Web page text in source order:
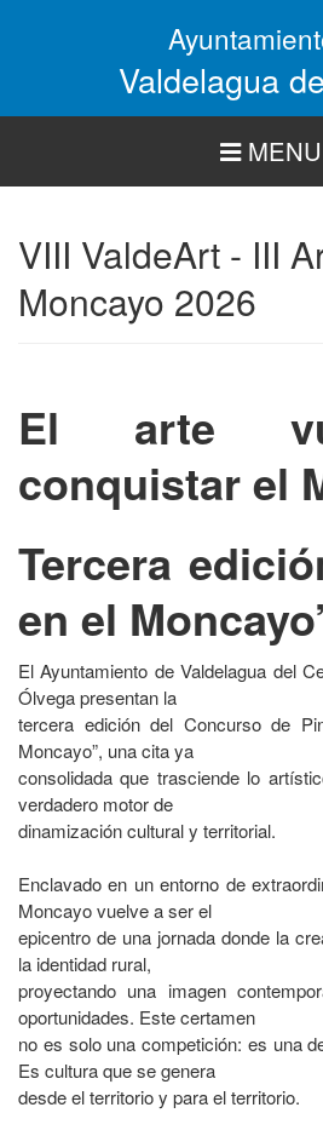
Valdelagua
MENU
VIII ValdeArt - III
Moncayo 2026
El arte
conquistar el
Tercera
en el Moncayo’
El Ayuntamiento de Valdelagua del
Ólvega presentan la
tercera edición del Concurso de
Moncayo”, una cita ya
consolidada que trasciende lo
verdadero motor de
dinamización cultural y territorial.
Enclavado en un entorno de
Moncayo vuelve a ser el
epicentro de una jornada donde la
la identidad rural,
proyectando una imagen
oportunidades. Este certamen
no es solo una competición: es una
Es cultura que se genera
desde el territorio y para el territorio.